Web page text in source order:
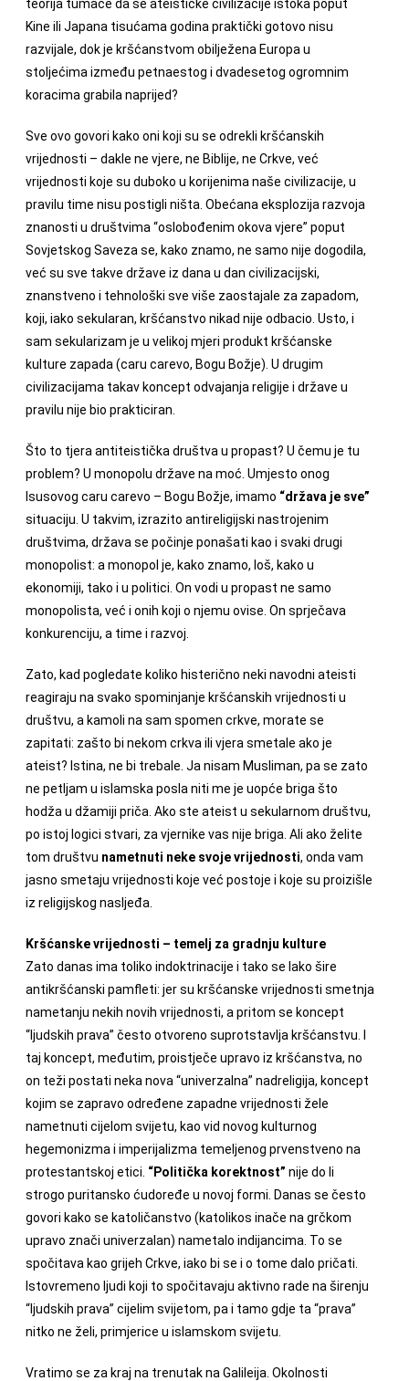
teorija tumače da se ateističke civilizacije istoka poput
Kine ili Japana tisućama godina praktički gotovo nisu
razvijale, dok je kršćanstvom obilježena Europa u
stoljećima između petnaestog i dvadesetog ogromnim
koracima grabila naprijed?
Sve ovo govori kako oni koji su se odrekli kršćanskih
vrijednosti – dakle ne vjere, ne Biblije, ne Crkve, već
vrijednosti koje su duboko u korijenima naše civilizacije, u
pravilu time nisu postigli ništa. Obećana eksplozija razvoja
znanosti u društvima “oslobođenim okova vjere” poput
Sovjetskog Saveza se, kako znamo, ne samo nije dogodila,
već su sve takve države iz dana u dan civilizacijski,
znanstveno i tehnološki sve više zaostajale za zapadom,
koji, iako sekularan, kršćanstvo nikad nije odbacio. Usto, i
sam sekularizam je u velikoj mjeri produkt kršćanske
kulture zapada (caru carevo, Bogu Božje). U drugim
civilizacijama takav koncept odvajanja religije i države u
pravilu nije bio prakticiran.
Što to tjera antiteistička društva u propast? U čemu je tu
problem? U monopolu države na moć. Umjesto onog
Isusovog caru carevo – Bogu Božje, imamo “država je sve”
situaciju. U takvim, izrazito antireligijski nastrojenim
društvima, država se počinje ponašati kao i svaki drugi
monopolist: a monopol je, kako znamo, loš, kako u
ekonomiji, tako i u politici. On vodi u propast ne samo
monopolista, već i onih koji o njemu ovise. On sprječava
konkurenciju, a time i razvoj.
Zato, kad pogledate koliko histerično neki navodni ateisti
reagiraju na svako spominjanje kršćanskih vrijednosti u
društvu, a kamoli na sam spomen crkve, morate se
zapitati: zašto bi nekom crkva ili vjera smetale ako je
ateist? Istina, ne bi trebale. Ja nisam Musliman, pa se zato
ne petljam u islamska posla niti me je uopće briga što
hodža u džamiji priča. Ako ste ateist u sekularnom društvu,
po istoj logici stvari, za vjernike vas nije briga. Ali ako želite
tom društvu nametnuti neke svoje vrijednosti, onda vam
jasno smetaju vrijednosti koje već postoje i koje su proizišle
iz religijskog nasljeđa.
Kršćanske vrijednosti – temelj za gradnju kulture
Zato danas ima toliko indoktrinacije i tako se lako šire
antikršćanski pamfleti: jer su kršćanske vrijednosti smetnja
nametanju nekih novih vrijednosti, a pritom se koncept
“ljudskih prava” često otvoreno suprotstavlja kršćanstvu. I
taj koncept, međutim, proistječe upravo iz kršćanstva, no
on teži postati neka nova “univerzalna” nadreligija, koncept
kojim se zapravo određene zapadne vrijednosti žele
nametnuti cijelom svijetu, kao vid novog kulturnog
hegemonizma i imperijalizma temeljenog prvenstveno na
protestantskoj etici. “Politička korektnost” nije do li
strogo puritansko ćudoređe u novoj formi. Danas se često
govori kako se katoličanstvo (katolikos inače na grčkom
upravo znači univerzalan) nametalo indijancima. To se
spočitava kao grijeh Crkve, iako bi se i o tome dalo pričati.
Istovremeno ljudi koji to spočitavaju aktivno rade na širenju
“ljudskih prava” cijelim svijetom, pa i tamo gdje ta “prava”
nitko ne želi, primjerice u islamskom svijetu.
Vratimo se za kraj na trenutak na Galileija. Okolnosti